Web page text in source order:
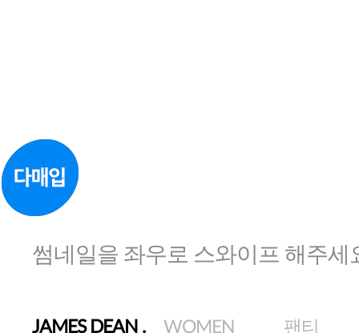
썸네일을 좌우로 스와이프 해주세
JAMES DEAN . WOMEN 팬티